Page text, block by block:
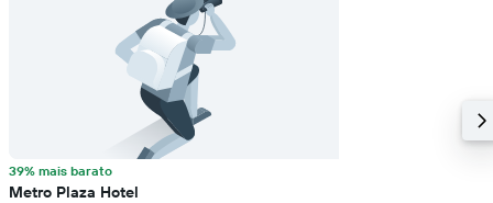
39% mais barato
Metro Plaza Hotel